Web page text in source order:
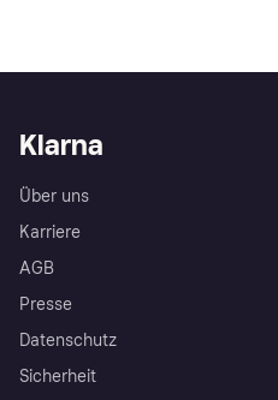
Klarna
Über uns
Karriere
AGB
Presse
Datenschutz
Sicherheit